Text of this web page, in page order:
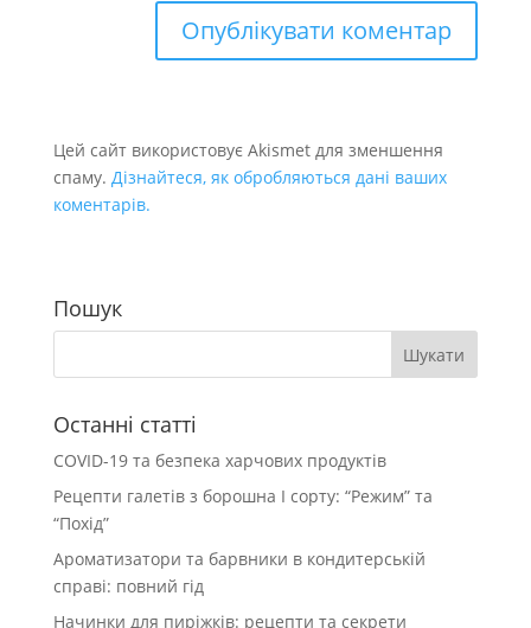
Цей сайт використовує Akismet для зменшення
спаму. Дізнайтеся, як обробляються дані ваших
коментарів.
Пошук
Останні статті
COVID-19 та безпека харчових продуктів
Рецепти галетів з борошна І сорту: “Режим” та
“Похід”
Ароматизатори та барвники в кондитерській
справі: повний гід
Начинки для пиріжків: рецепти та секрети